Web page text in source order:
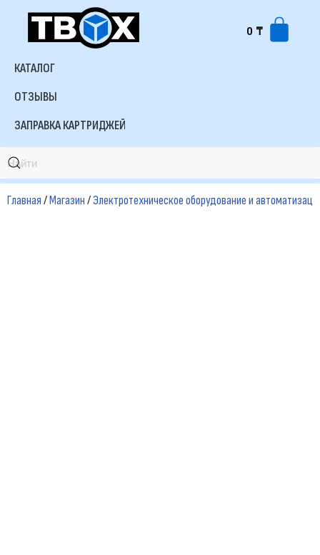
Перейти
содержимому
0 ₸
КАТАЛОГ
ОТЗЫВЫ
ЗАПРАВКА КАРТРИДЖЕЙ
Главная/Магазин/Электротехническое оборудование и